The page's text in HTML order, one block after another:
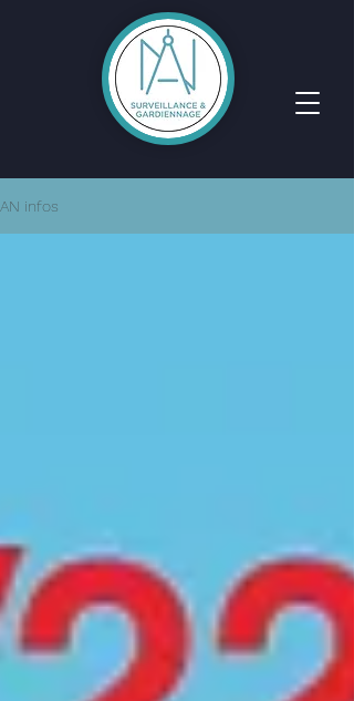
AN infos